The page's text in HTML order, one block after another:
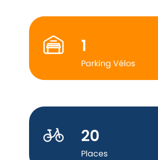
1
Parking Vélos
20
Places